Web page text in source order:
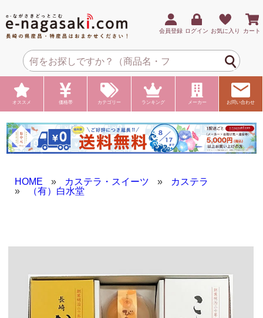
会員登録 ログイン お気に入り カート
オススメ 価格帯 カテゴリー ランキング メーカー お問い合わせ
HOME » カステラ・スイーツ »
カステラ
»
（有）白水堂